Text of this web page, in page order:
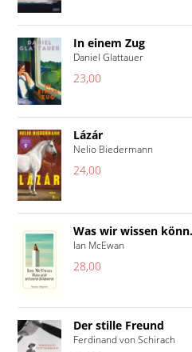
In einem Zug
Daniel Glattauer
23,00
Lázár
Nelio Biedermann
24,00
Was wir wissen
Ian McEwan
28,00
Der stille Freund
Ferdinand von Schirach